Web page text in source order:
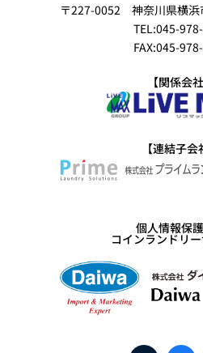
個人情報保
コインランドリ
〒227-0052 神奈川県横浜
TEL:045-
FAX:045-
【関係会社
【連結子会